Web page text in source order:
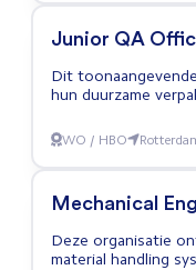
Junior QA
Dit
hun duurzame
wereld komen
aanraking met de
WO / HBO
Junior QA Officer
Mechanical
Deze organisatie
material handling